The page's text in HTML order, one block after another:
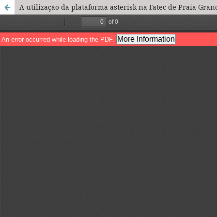
A utilização da plataforma asterisk na Fatec de Praia